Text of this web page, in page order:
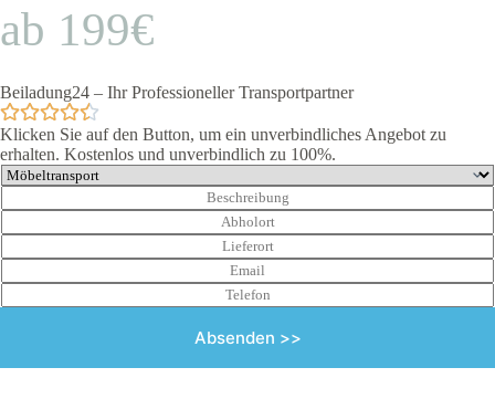
ab 199€
Beiladung24 – Ihr Professioneller Transportpartner
Klicken Sie auf den Button, um ein unverbindliches Angebot zu
erhalten. Kostenlos und unverbindlich zu 100%.
Absenden >>